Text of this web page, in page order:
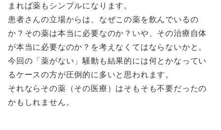
まれば薬もシンプルになります。
患者さんの立場からは、なぜこの薬を飲んでいるの
か？その薬は本当に必要なのか？いや、その治療自体
が本当に必要なのか？を考えなくてはならないかと。
今回の「薬がない」騒動も結果的には何とかなってい
るケースの方が圧倒的に多いと思われます。
それならその薬（その医療）はそもそも不要だったの
かもしれません。